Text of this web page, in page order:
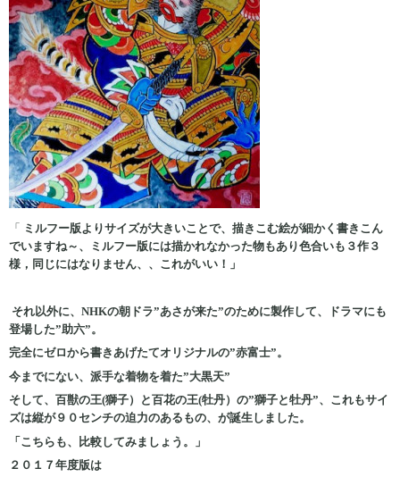
「 ミルフー版よりサイズが大きいことで、描きこむ絵が細かく書きこん
でいますね～、ミルフー版には描かれなかった物もあり色合いも３作３
様，同じにはなりません、、これがいい！」
それ以外に、NHKの朝ドラ”あさが来た”のために製作して、ドラマにも
登場した”助六”。
完全にゼロから書きあげたてオリジナルの”赤富士”。
今までにない、派手な着物を着た”大黒天”
そして、百獣の王(獅子）と百花の王(牡丹）の”獅子と牡丹”、これもサイ
ズは縦が９０センチの迫力のあるもの、が誕生しました。
「こちらも、比較してみましょう。」
２０１７年度版は